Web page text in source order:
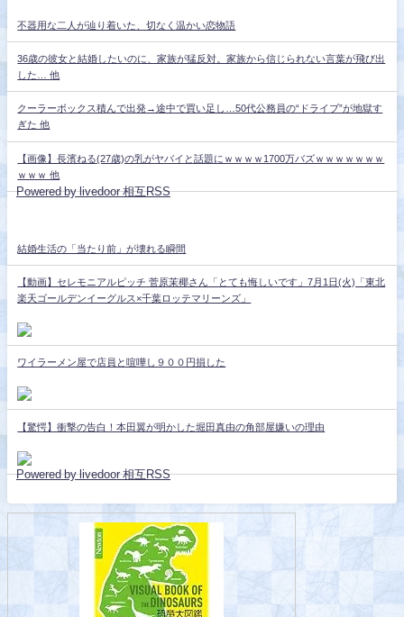
不器用な二人が辿り着いた、切なく温かい恋物語
36歳の彼女と結婚したいのに、家族が猛反対。家族から信じられない言葉が飛び出
した… 他
クーラーボックス積んで出発→途中で買い足し…50代公務員の“ドライブ”が地獄す
ぎた 他
【画像】長濱ねる(27歳)の乳がヤバイと話題にｗｗｗｗ1700万バズｗｗｗｗｗｗｗ
ｗｗｗ 他
Powered by livedoor 相互RSS
結婚生活の「当たり前」が壊れる瞬間
【動画】セレモニアルピッチ 菅原茉椰さん「とても悔しいです」7月1日(火)「東北
楽天ゴールデンイーグルス×千葉ロッテマリーンズ」
ワイラーメン屋で店員と喧嘩し９００円損した
【驚愕】衝撃の告白！本田翼が明かした堀田真由の角部屋嫌いの理由
Powered by livedoor 相互RSS